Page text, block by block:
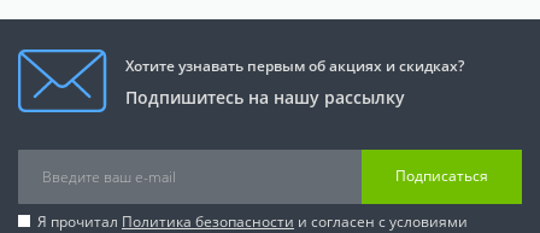
Хотите узнавать первым об акциях и скидках?
Подпишитесь на нашу рассылку
Подписаться
Я прочитал Политика безопасности и согласен с условиями